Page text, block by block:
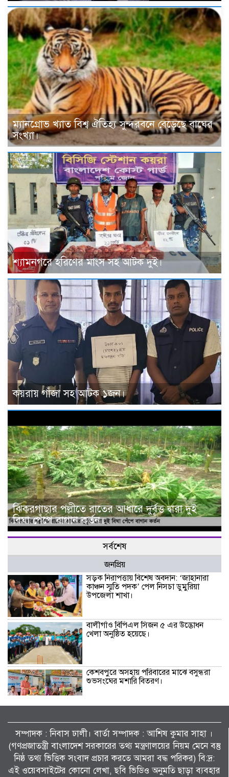
ম্যানগ্রোভ খ্যাত বিশ্ব ঐতিহ্য সুন্দরবনে বেড়েছে বাঘের
সংখ্যা।
শ্যামনগরে হরিণের মাংস সহ আটক দুই।
কয়রায় গাঁজা সহ আটক ১জন।
ঝিকরগাছার পল্লীতে রাতের আধারে দুর্বৃত্ত দ্বারা দুই
বিঘা পেঁপে বাগান কর্তন।
সর্বশেষ
জনপ্রিয়
সড়ক নিরাপত্তায় বিশেষ অবদান: ‘জাহানারা
কাঞ্চন স্মৃতি পদক’ পেল নিসচা ডুমুরিয়া
উপজেলা শাখা।
বালীগাঁও বিপিএল সিজন ৫ এর উদ্ভোধন
খেলা অনুষ্ঠিত হয়েছে।
কেশবপুরে অসহায় পরিবারের মাঝে বসুন্ধরা
শুভসংঘের মশারি বিতরণ।
দিলেন আনসার-ভিডিপির সদস্যরা।
সাংবাদিক মোয়াজ্জেম হোসেন রাসেলের পিতা
তোফাজ্জল ডাক্তারের জানাজা ও দাফন
সম্পাদক : নিবাস ঢালী। বার্তা সম্পাদক : আশিষ কুমাৱ সাহা ।
(গণপ্রজাতন্ত্রী বাংলাদেশ সরকারের তথ্য মন্ত্রণালয়ের নিয়ম মেনে বস্তু
নিষ্ঠ তথ্য ভিত্তিক সংবাদ প্রচার করতে আমরা বদ্ধ পরিকর) বি:দ্র:
এই ওয়েবসাইটের কোনো লেখা, ছবি ভিডিও অনুমতি ছাড়া ব্যবহার